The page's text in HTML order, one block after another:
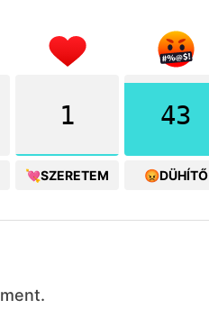
1
💘SZERETEM
43
😡DÜHÍTŐ